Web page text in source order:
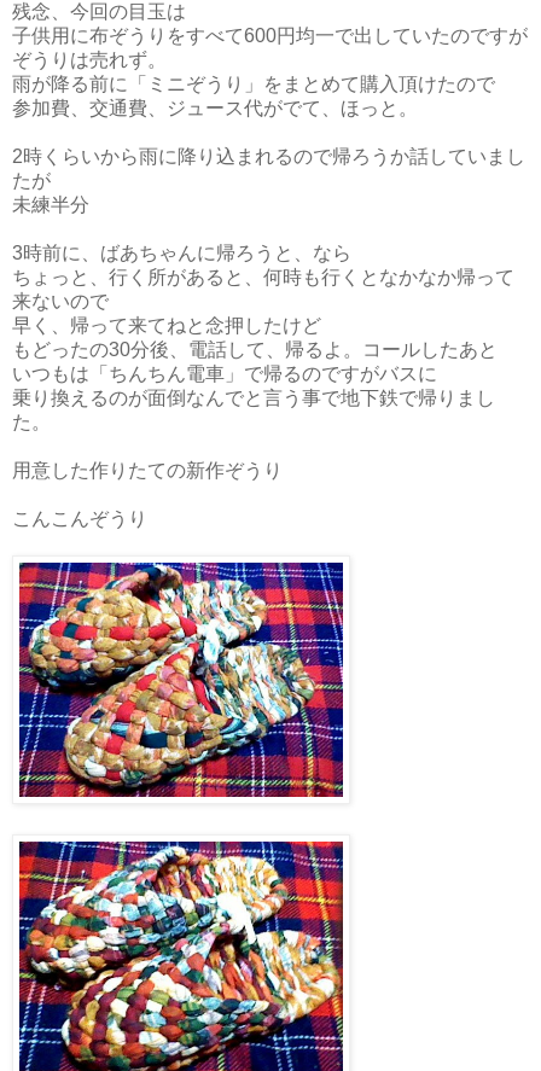
残念、今回の目玉は
子供用に布ぞうりをすべて600円均一で出していたのですが
ぞうりは売れず。
雨が降る前に「ミニぞうり」をまとめて購入頂けたので
参加費、交通費、ジュース代がでて、ほっと。
2時くらいから雨に降り込まれるので帰ろうか話していまし
たが
未練半分
3時前に、ばあちゃんに帰ろうと、なら
ちょっと、行く所があると、何時も行くとなかなか帰って
来ないので
早く、帰って来てねと念押したけど
もどったの30分後、電話して、帰るよ。コールしたあと
いつもは「ちんちん電車」で帰るのですがバスに
乗り換えるのが面倒なんでと言う事で地下鉄で帰りまし
た。
用意した作りたての新作ぞうり
こんこんぞうり